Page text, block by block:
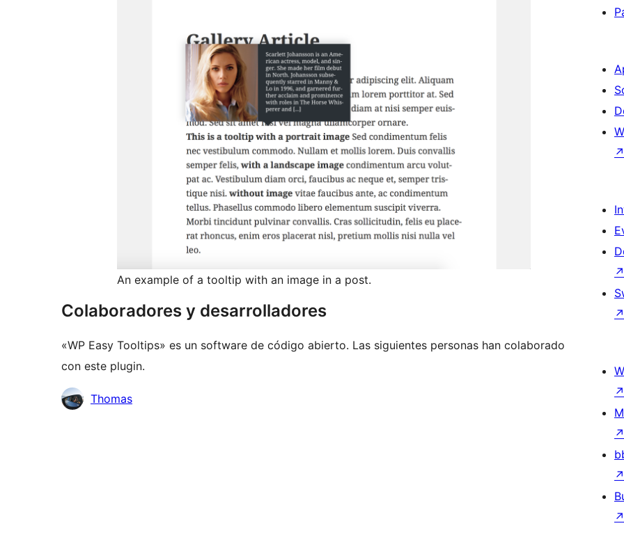
An example of a tooltip with an image in a post.
Colaboradores y desarrolladores
«WP Easy Tooltips» es un software de código abierto. Las siguientes personas han colaborado
con este plugin.
Colaboradores
Thomas
↗
↗
↗
↗
↗
↗
↗